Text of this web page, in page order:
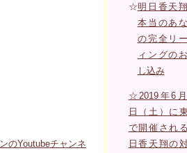
☆明日香天
本当のあ
の完全リ
ィングの
し込み
☆2019年6
日（土）に
で開催され
日香天翔の
のYoutubeチャンネ